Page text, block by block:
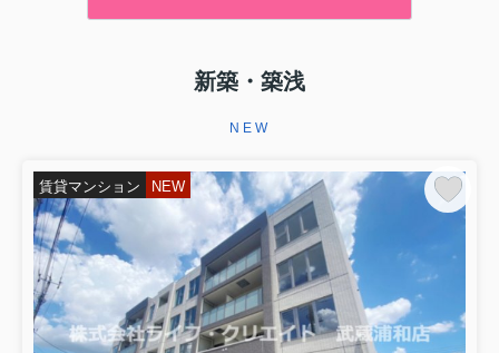
新築・築浅
NEW
賃貸マンション NEW